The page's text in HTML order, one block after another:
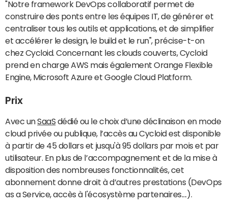
"Notre framework DevOps collaboratif permet de
construire des ponts entre les équipes IT, de générer et
centraliser tous les outils et applications, et de simplifier
et accélérer le design, le build et le run", précise-t-on
chez Cycloid. Concernant les clouds couverts, Cycloid
prend en charge AWS mais également Orange Flexible
Engine, Microsoft Azure et Google Cloud Platform.
Prix
Avec unSaaS dédié ou le choix d’une déclinaison en mode
cloud privée ou publique, l’accès au Cycloid est disponible
à partir de 45 dollars et jusqu'à 95 dollars par mois et par
utilisateur. En plus de l’accompagnement et de la mise à
disposition des nombreuses fonctionnalités, cet
abonnement donne droit à d’autres prestations (DevOps
as a Service, accès à l'écosystème partenaires....).